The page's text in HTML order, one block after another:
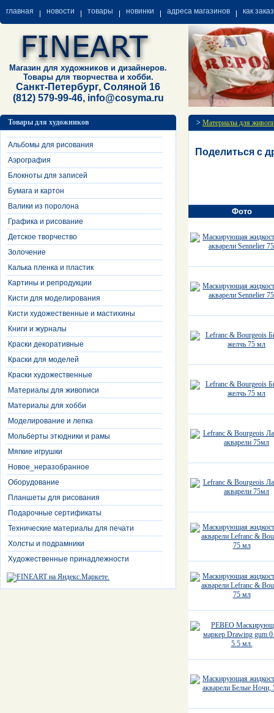
главная новости товары новинки адреса магазинов как
Магазин для художников и дизайнеров.
Товары для творчества и хобби.
Санкт-Петербург, Соляной 16
(812) 579-99-46, info@cosyma.ru
Товары для художников
Альбомы для рисования
Аэрография
Блокноты для записей
Бумага и картон
Валики из поролона
Графика и рисование
Детское творчество
Золочение
Калька пленка и пластик
Картины и репродукции
Кисти для моделирования
Кисти художественные и мастихины
Книги и журналы
Краски декоративные
Краски для моделей
Краски художественные
Материалы для живописи
Материалы для хобби
Моделирование и лепка
Мольберты этюдники и рамы
Мягкие игрушки
Новое_неразобранное
Оборудование
Планшеты для рисования
Подарочные сертификаты
Технические материалы для печати
Холсты и подрамники
Художественные принадлежности
> Материалы для
Поделиться с
Фото